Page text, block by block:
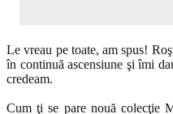
Le vreau pe toate, am spus!
în continuă ascensiune şi îmi
credeam.
Cum ţi se pare nouă colecţie